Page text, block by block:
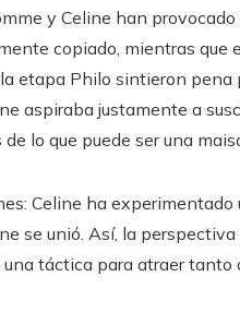
y Celine han
copiado, mientras que
etapa Philo sintieron pena
aspiraba justamente a
lo que puede ser una
Celine ha
se unió. Así, la
táctica para atraer tanto